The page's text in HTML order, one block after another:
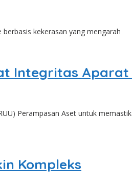
kekerasan yang mengarah
Integritas Aparat
Perampasan Aset untuk
Kompleks